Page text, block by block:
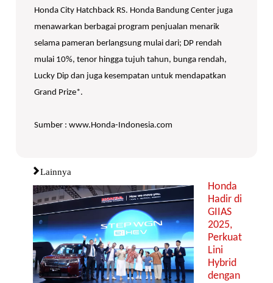
Honda City Hatchback RS. Honda Bandung Center juga
menawarkan berbagai program penjualan menarik
selama pameran berlangsung mulai dari; DP rendah
mulai 10%, tenor hingga tujuh tahun, bunga rendah,
Lucky Dip dan juga kesempatan untuk mendapatkan
Grand Prize*.
Sumber : www.Honda-Indonesia.com
Lainnya
Honda
Hadir di
GIIAS
2025,
Perkuat
Lini
Hybrid
dengan